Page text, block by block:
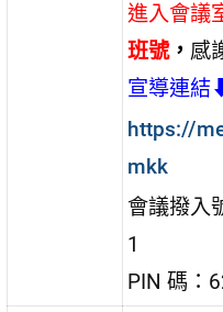
進入會議
班號， 感
宣導連結
https://
mkk
會議撥入
1
PIN 碼：